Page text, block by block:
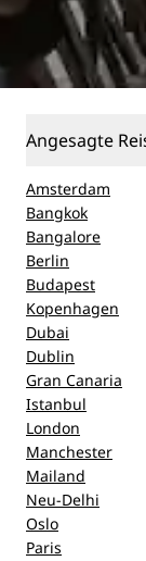
Angesagte
Amsterdam
Bangkok
Bangalore
Berlin
Budapest
Kopenhagen
Dubai
Dublin
Gran Canaria
Istanbul
London
Manchester
Mailand
Neu-Delhi
Oslo
Paris